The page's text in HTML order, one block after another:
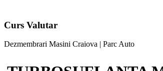
Curs Valutar
Dezmembrari Masini Craiova | Parc Auto